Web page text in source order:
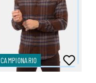
CAMPIONARIO